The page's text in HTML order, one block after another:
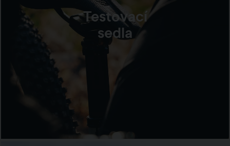
Testovací
sedla